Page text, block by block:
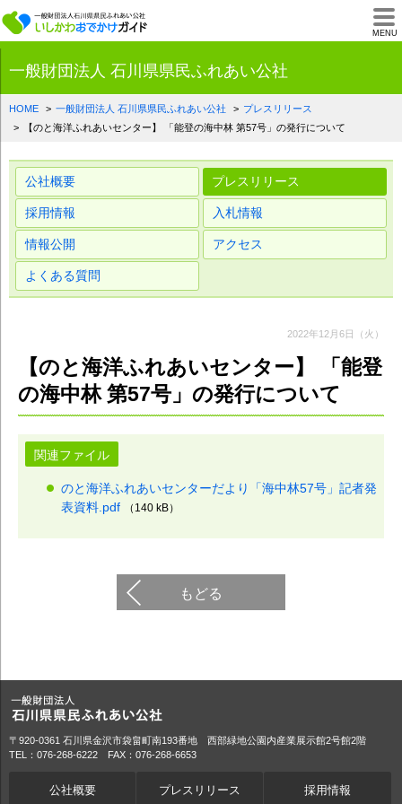
MENU
一般財団法人石川
一般財団法人 石川県県民ふれあい公社
HOME 一般財団法人 石川県県民ふれあい公社
プレスリリース
【のと海洋ふれあいセンター】 「能登の海中林 第57号」の発行について
公社概要 プレスリリース
採用情報 入札情報
情報公開 アクセス
よくある質問
2022年12月6日（火）
【のと海洋ふれあいセンター】 「能登
の海中林 第57号」の発行について
関連ファイル
のと海洋ふれあいセンターだより「海中林57号」記者発
表資料.pdf
（140 kB）
もどる
〒920-0361 石川県金沢市袋畠町南193番地 西部緑地公園内産業展示館2号館2階
TEL：076-268-6222 FAX：076-268-6653
公社概要 プレスリリース 採用情報